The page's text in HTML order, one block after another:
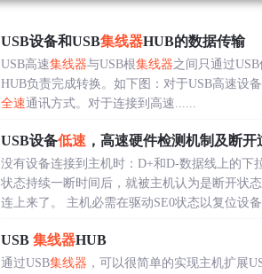
USB设备和USB集线器HUB的数据传输
USB高速集线器与USB根集线器之间只通过
HUB负责完成转换。如下图：对于USB高速设
全速通讯方式。对于连接到高速......
USB设备低速 ，高速硬件检测机制及断开
没有设备连接到主机时：D+和D-数据线上的下
状态持续一断时间后，就被主机认为是断开状
连上来了。 主机必需在驱动SE0状态以复位设
USB 集线器HUB
通过USB集线器 ，可以很简单的实现主机扩展